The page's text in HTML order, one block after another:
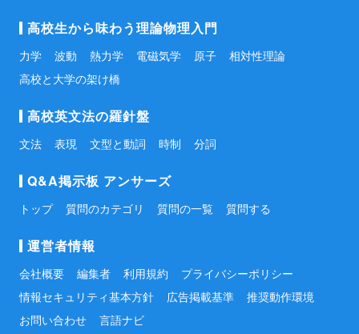
高校生から味わう理論物理入門
力学 波動 熱力学 電磁気学 原子
相対性理論
高校と大学の架け橋
高校英文法の羅針盤
文法 表現 文型と動詞 時制 分詞
Q&A掲示板 アンサーズ
トップ 質問のカテゴリ 質問の一覧 質問する
運営者情報
会社概要 編集者 利用規約
プライバシーポリシー
情報セキュリティ基本方針
広告掲載基準
推奨動作環境
お問い合わせ
言語ナビ